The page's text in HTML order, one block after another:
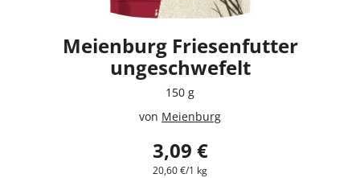
Meienburg Friesenfutter
ungeschwefelt
150 g
von Meienburg
3,09 €
20,60 €/1 kg